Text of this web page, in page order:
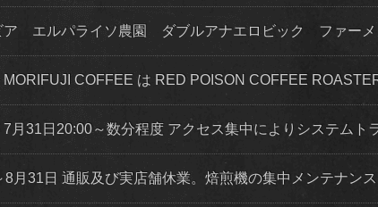
ア エルパライソ農園 ダブルアナエロビック ファー
MORIFUJI COFFEE は RED POISON COFFEE
7月31日20:00～数分程度 アクセス集中によりシステムト
8月31日 通販及び実店舗休業。焙煎機の集中メンテナン